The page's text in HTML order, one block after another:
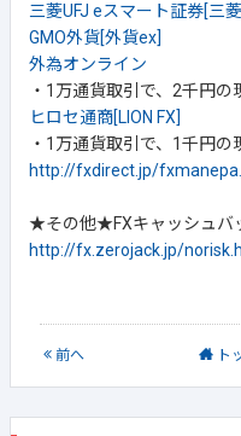
三菱UFJ eスマート証券[三
GMO外貨[外貨ex]
外為オンライン
・1万通貨取引で、2千円の
ヒロセ通商[LION FX]
・1万通貨取引で、1千円の
http://fxdirect.jp/
★その他★FXキャッシュバ
http://fx.zerojack.jp/
前へ ト